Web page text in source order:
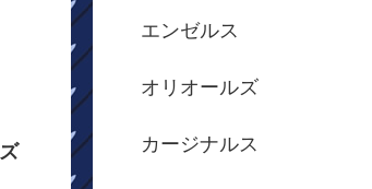
エンゼルス
オリオールズ
カージナルス